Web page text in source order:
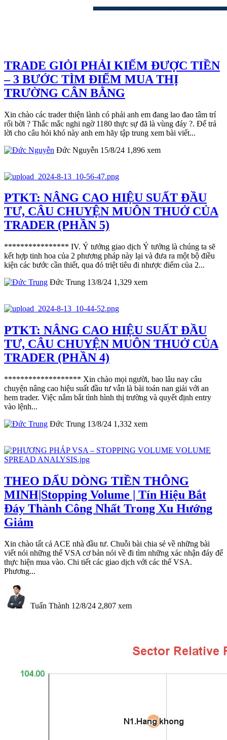
TRADE GIỎI PHẢI KIẾM ĐƯỢC TIỀN
– 3 BƯỚC TÌM ĐIỂM MUA THỊ
TRƯỜNG CÂN BẰNG
Xin chào các trader thiện lành có phải anh em đang lao đao tâm trí
rối bời ? Thắc mắc nghi ngờ 1180 thực sự đã là vùng đáy ?. Để trả
lời cho câu hỏi khó này anh em hãy tập trung xem bài viết...
Đức Nguyễn 15/8/24 1,896 xem
PTKT: NÂNG CAO HIỆU SUẤT ĐẦU
TƯ, CÂU CHUYỆN MUÔN THUỞ CỦA
TRADER (PHẦN 5)
**************** IV. Ý tưởng giao dịch Ý tưởng là chúng ta sẽ
kết hợp tinh hoa của 2 phương pháp này lại và đưa ra một bộ điều
kiện các bước cần thiết, qua đó triệt tiêu đi nhược điểm của 2...
Đức Trung 13/8/24 1,329 xem
PTKT: NÂNG CAO HIỆU SUẤT ĐẦU
TƯ, CÂU CHUYỆN MUÔN THUỞ CỦA
TRADER (PHẦN 4)
******************* Xin chào mọi người, bao lâu nay câu
chuyện nâng cao hiệu suất đầu tư vẫn là bài toán nan giải với an
hem trader. Việc nắm bắt tình hình thị trường và quyết định entry
vào lệnh...
Đức Trung 13/8/24 1,332 xem
THEO DẤU DÒNG TIỀN THÔNG
MINH|Stopping Volume | Tín Hiệu Bắt
Đáy Thành Công Nhất Trong Xu Hướng
Giảm
Xin chào tất cả ACE nhà đầu tư. Chuỗi bài chia sẻ về những bài
viết nói những thế VSA cơ bản nói về đi tìm những xác nhận đáy để
thực hiện mua vào. Chi tiết các giao dịch với các thế VSA.
Phương...
Tuấn Thành 12/8/24 2,807 xem